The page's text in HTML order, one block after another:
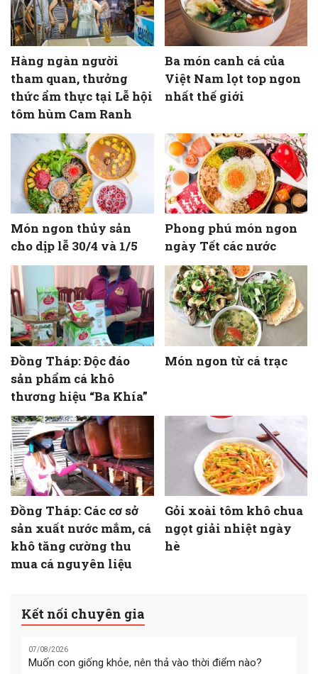
Hàng ngàn người
tham quan, thưởng
thức ẩm thực tại Lễ hội
tôm hùm Cam Ranh
Ba món canh cá của
Việt Nam lọt top ngon
nhất thế giới
Món ngon thủy sản
cho dịp lễ 30/4 và 1/5
Phong phú món ngon
ngày Tết các nước
Đồng Tháp: Độc đáo
sản phẩm cá khô
thương hiệu “Ba Khía”
Món ngon từ cá trạc
Đồng Tháp: Các cơ sở
sản xuất nước mắm, cá
khô tăng cường thu
mua cá nguyên liệu
Gỏi xoài tôm khô chua
ngọt giải nhiệt ngày
hè
Kết nối chuyên gia
07/08/2026
Muốn con giống khỏe, nên thả vào thời điểm nào?